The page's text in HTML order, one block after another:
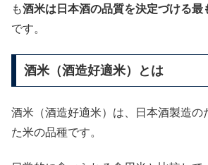
も酒米は日本酒の品質を決定づける最
です。
酒米（酒造好適米）とは
酒米（酒造好適米）は、日本酒製造の
た米の品種です。